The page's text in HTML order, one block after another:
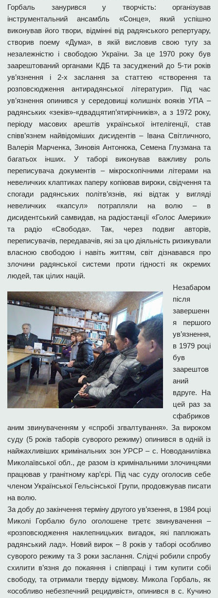
Горбаль занурився у творчість: організував
інструментальний ансамбль «Сонце», який успішно
виконував його твори, відмінні від радянського репертуару,
створив поему «Дума», в якій висловив свою тугу за
незалежністю і свободою України. За це 1970 року був
заарештований органами КДБ та засуджений до 5-ти років
ув’язнення і 2-х заслання за статтею «створення та
розповсюдження антирадянської літератури». Під час
ув’язнення опинився у середовищі колишніх вояків УПА –
радянських «зеків»-«двадцятип’ятирічників», а з 1972 року,
періоду масових арештів української інтелігенції, став
співв’язнем найвідоміших дисидентів – Івана Світличного,
Валерія Марченка, Зиновія Антонюка, Семена Глузмана та
багатьох інших. У таборі виконував важливу роль
переписувача документів – мікроскопічними літерами на
невеличких клаптиках паперу копіював вироки, свідчення та
спогади радянських політв’язнів, які відтак у вигляді
невеличких «капсул» потрапляли на волю – в
дисидентський самвидав, на радіостанції «Голос Америки»
та радіо «Свобода». Так, через подвиг авторів,
переписувачів, передавачів, які за цю діяльність ризикували
власною свободою і навіть життям, світ дізнавався про
злочини радянської системи проти гідності як окремих
людей, так цілих націй.
Незабаром
після
завершенн
я першого
ув’язнення,
в 1979 році
був
заарештов
аний
вдруге. На
цей раз за
сфабриков
аним звинуваченням у «спробі згвалтування». За вироком
суду (5 років таборів суворого режиму) опинився в одній із
найжахливіших кримінальних зон УРСР – с. Новоданилівка
Миколаївської обл., де разом із кримінальними злочинцями
працював у гранітному кар’єрі. Під час суду оголосив себе
членом Української Гельсінської Групи, продовжував писати
на волю.
За добу до закінчення терміну другого ув’язення, в 1984 році
Миколі Горбалю було оголошене третє звинувачення –
«розповсюдження наклепницьких вигадок, які паплюжать
радянський лад». Новий вирок – 8 років у таборі особливо
суворого режиму та 3 роки заслання. Слідчі робили спробу
схилити в’язня до покаяння і співпраці і тим купити собі
свободу, та отримали тверду відмову. Микола Горбаль, як
«особливо небезпечний рецидивіст», опинився в с. Кучино